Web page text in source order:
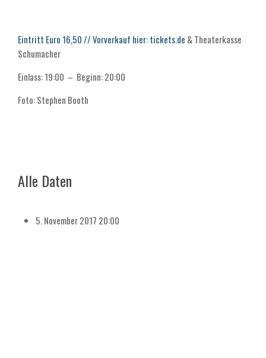
Eintritt Euro 16,50 // Vorverkauf hier: tickets.de & Theaterkasse
Schumacher
Einlass: 19:00 – Beginn: 20:00
Foto: Stephen Booth
Alle Daten
5. November 2017 20:00